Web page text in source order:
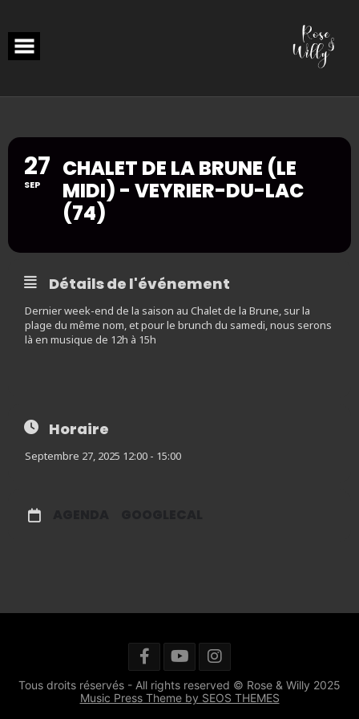
content
27
SEP
CHALET DE LA BRUNE (LE
MIDI) - VEYRIER-DU-LAC
(74)
Détails de l'événement
Dernier week-end de la saison au Chalet de la Brune, sur la
plage du même nom, et pour le brunch du samedi, nous serons
là en musique de 12h à 15h
Horaire
Septembre 27, 2025 12:00 - 15:00
Tous droits réservés - All rights reserved © Rose & Willy 2025
Music Press Theme by SEOS THEMES